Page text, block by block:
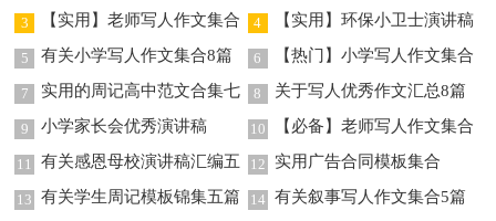
编8篇
五篇
3
【实用】老师写人作文集合
六篇
4
【实用】环保小卫士演讲稿
4篇
5 有关小学写人作文集合8篇 6
【热门】小学写人作文集合
五篇
7
实用的周记高中范文合集七
篇
8 关于写人优秀作文汇总8篇
9 小学家长会优秀演讲稿 10
【必备】老师写人作文集合
八篇
11
有关感恩母校演讲稿汇编五
篇
12 实用广告合同模板集合
13 有关学生周记模板锦集五篇 14 有关叙事写人作文集合5篇